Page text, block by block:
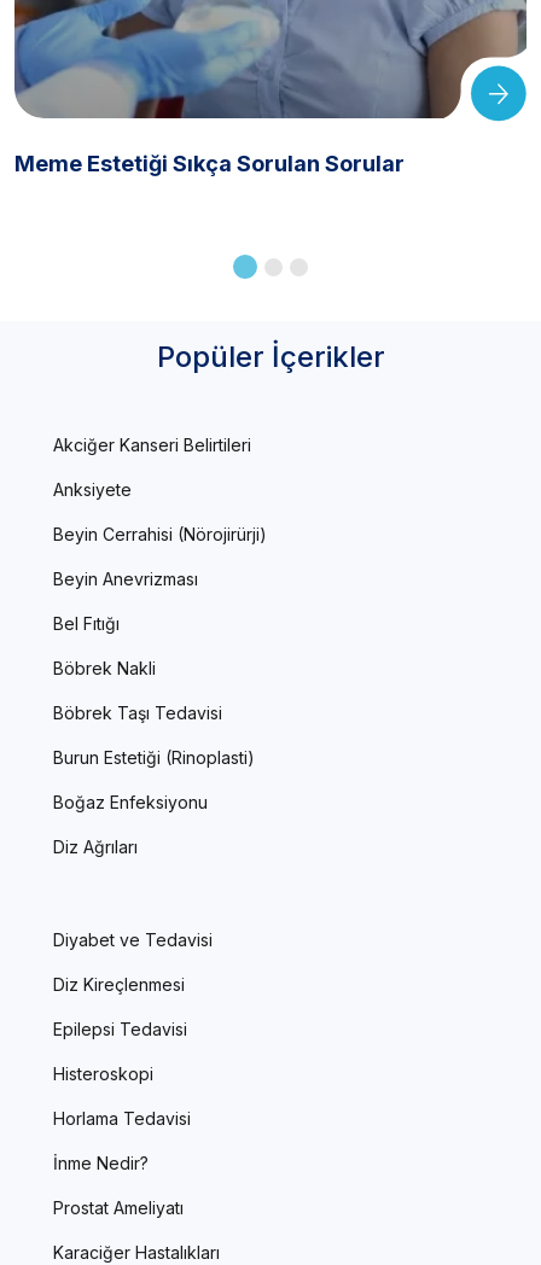
Meme Estetiği Sıkça Sorulan Sorular
Popüler İçerikler
Akciğer Kanseri Belirtileri
Anksiyete
Beyin Cerrahisi (Nörojirürji)
Beyin Anevrizması
Bel Fıtığı
Böbrek Nakli
Böbrek Taşı Tedavisi
Burun Estetiği (Rinoplasti)
Boğaz Enfeksiyonu
Diz Ağrıları
Diyabet ve Tedavisi
Diz Kireçlenmesi
Epilepsi Tedavisi
Histeroskopi
Horlama Tedavisi
İnme Nedir?
Prostat Ameliyatı
Karaciğer Hastalıkları